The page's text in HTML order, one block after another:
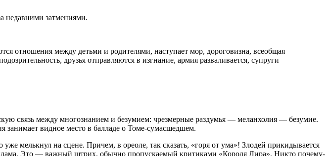
недавними затмениями.
отношения между детьми и родителями, наступает мор, дороговизна, всеобщая
друзья отправляются в изгнание, армия разваливается, супруги
связь между многознанием и безумием: чрезмерные раздумья — меланхолия — безумие.
видное место в балладе о Томе-сумасшедшем.
мелькнул на сцене. Причем, в ореоле, так сказать, «горя от ума»! Злодей прикидывается
Это — важный штрих, обычно пропускаемый критиками «Короля Лира». Никто почему-